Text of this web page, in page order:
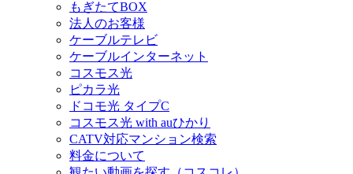
もぎたてBOX
法人のお客様
ケーブルテレビ
ケーブルインターネット
コスモス光
ピカラ光
ドコモ光 タイプC
コスモス光 with auひかり
CATV対応マンション検索
料金について